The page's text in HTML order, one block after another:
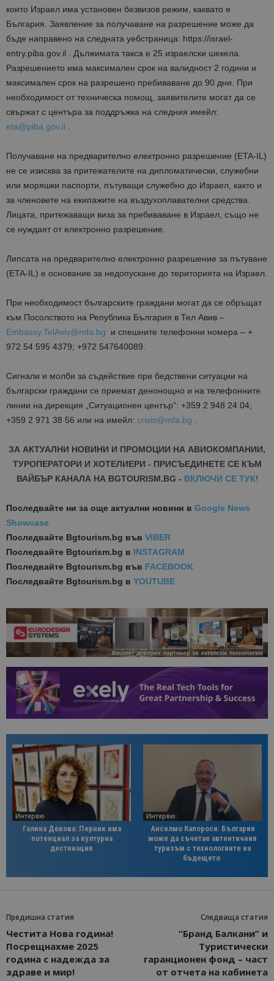
които Израел има установен безвизов режим, каквато е
България. Заявление за получаване на разрешение може да
бъде направено на следната уебстраница: https://israel-
entry.piba.gov.il . Дължимата такса е 25 израелски шекела.
Разрешението има максимален срок на валидност 2 години и
максимален срок на разрешено пребиваване до 90 дни. При
необходимост от техническа помощ, заявителите могат да се
свържат с центъра за поддръжка на следния имейл:
eta@piba.gov.il
Получаване на предварително електронно разрешение (ETA-IL)
не се изисква за притежателите на дипломатически, служебни
или моряшки паспорти, пътуващи служебно до Израел, както и
за членовете на екипажите на въздухоплавателни средства.
Лицата, притежаващи виза за пребиваване в Израел, също не
се нуждаят от електронно разрешение.
Липсата на предварително електронно разрешение за пътуване
(ETA-IL) е основание за недопускане до територията на Израел.
При необходимост българските граждани могат да се обръщат
към Посолството на Република България в Тел Авив –
Embassy.TelAviv@mfa.bg и спешните телефонни номера – +
972 54 595 4379; +972 547640089.
Сигнали и молби за съдействие при бедствени ситуации на
български граждани се приемат денонощно и на телефонните
линии на дирекция „Ситуационен център“: +359 2 948 24 04;
+359 2 971 38 56 или на имейл: crisis@mfa.bg
ЗА АКТУАЛНИ НОВИНИ И ПРОМОЦИИ НА АВИОКОМПАНИИ,
ТУРОПЕРАТОРИ И ХОТЕЛИЕРИ - ПРИСЪЕДИНЕТЕ СЕ КЪМ
ВАЙБЪР КАНАЛА НА BGTOURISM.BG - ВКЛЮЧИ СЕ ТУК!
Последвайте ни за още актуални новини в Google News
Showcase
Последвайте Bgtourism.bg във VIBER
Последвайте Bgtourism.bg в INSTAGRAM
Последвайте Bgtourism.bg във FACEBOOK
Последвайте Bgtourism.bg в YOUTUBE
Интервю
Галина Декова: Перник има
потенциал за културна
дестинация
Интервю
Анселмо Капороси: България
може да съчетае автентичния
туризъм с технологиите на
бъдещето
Предишна статия
Честита Нова година!
Посрещнахме 2025
година с надежда за
здраве и мир!
Следваща статия
“Бранд Балкани” и
Туристически
гаранционен фонд – част
от отчета на кабинета